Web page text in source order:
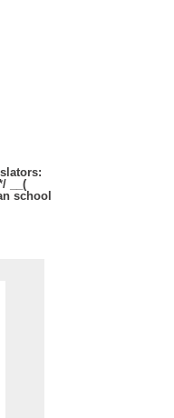
__(
school